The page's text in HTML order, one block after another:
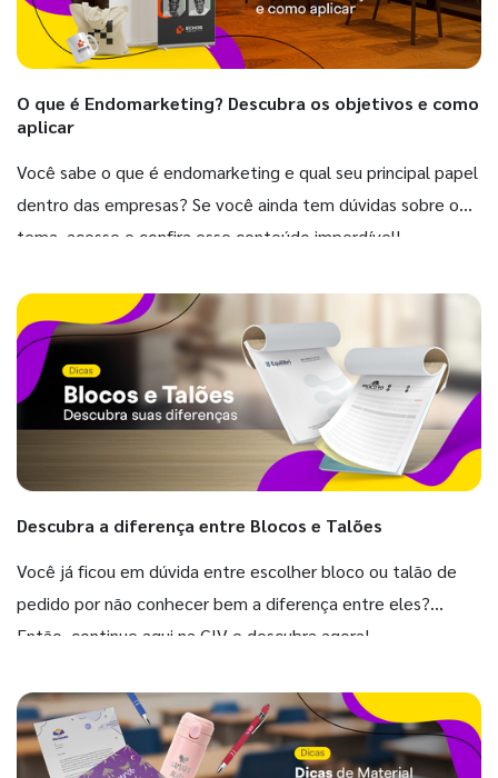
O que é Endomarketing? Descubra os objetivos e como
aplicar
Você sabe o que é endomarketing e qual seu principal papel
dentro das empresas? Se você ainda tem dúvidas sobre o
tema, acesse e confira esse conteúdo imperdível!
Descubra a diferença entre Blocos e Talões
Você já ficou em dúvida entre escolher bloco ou talão de
pedido por não conhecer bem a diferença entre eles?
Então, continue aqui na GIV e descubra agora!